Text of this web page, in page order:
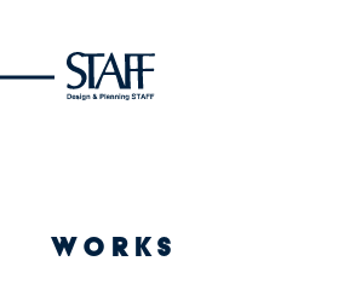
WORKS